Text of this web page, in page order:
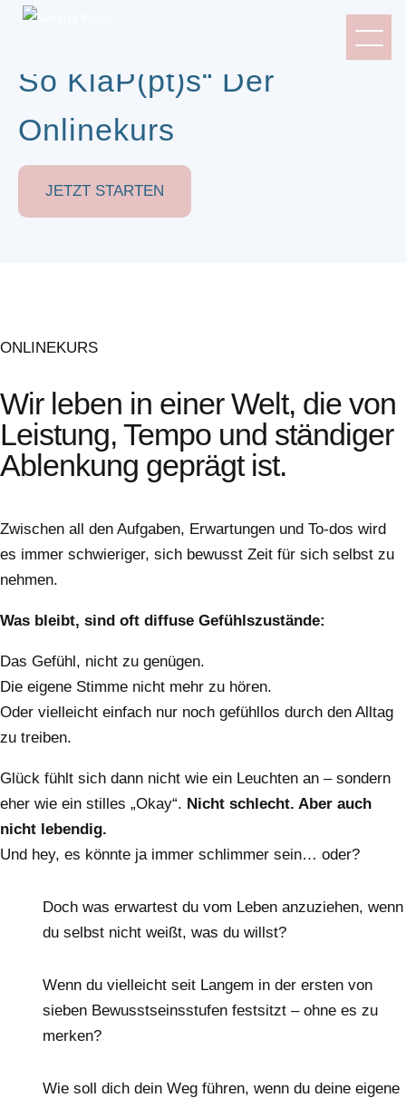
So KlaP(pt)s“ Der
Onlinekurs
JETZT STARTEN
ONLINEKURS
Wir leben in einer Welt, die von
Leistung, Tempo und ständiger
Ablenkung geprägt ist.
Zwischen all den Aufgaben, Erwartungen und To-dos wird
es immer schwieriger, sich bewusst Zeit für sich selbst zu
nehmen.
Was bleibt, sind oft diffuse Gefühlszustände:
Das Gefühl, nicht zu genügen.
Die eigene Stimme nicht mehr zu hören.
Oder vielleicht einfach nur noch gefühllos durch den Alltag
zu treiben.
Glück fühlt sich dann nicht wie ein Leuchten an – sondern
eher wie ein stilles „Okay“. Nicht schlecht. Aber auch
nicht lebendig.
Und hey, es könnte ja immer schlimmer sein… oder?
Doch was erwartest du vom Leben anzuziehen, wenn
du selbst nicht weißt, was du willst?
Wenn du vielleicht seit Langem in der ersten von
sieben Bewusstseinsstufen festsitzt – ohne es zu
merken?
Wie soll dich dein Weg führen, wenn du deine eigene